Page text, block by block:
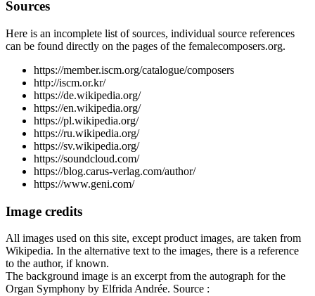
Sources
Here is an incomplete list of sources, individual source references
can be found directly on the pages of the femalecomposers.org.
https://member.iscm.org/catalogue/composers
http://iscm.or.kr/
https://de.wikipedia.org/
https://en.wikipedia.org/
https://pl.wikipedia.org/
https://ru.wikipedia.org/
https://sv.wikipedia.org/
https://soundcloud.com/
https://blog.carus-verlag.com/author/
https://www.geni.com/
Image credits
All images used on this site, except product images, are taken from
Wikipedia. In the alternative text to the images, there is a reference
to the author, if known.
The background image is an excerpt from the autograph for the
Organ Symphony by Elfrida Andrée. Source :